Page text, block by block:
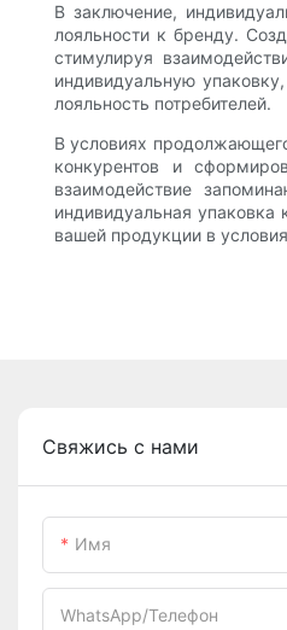
В заключение,
лояльности к бренду.
стимулируя
индивидуальную
лояльность потребителей.
В условиях
конкурентов и
взаимодействие
индивидуальная упаковка
вашей продукции в
Свяжись с нами
Имя
WhatsApp/телефон